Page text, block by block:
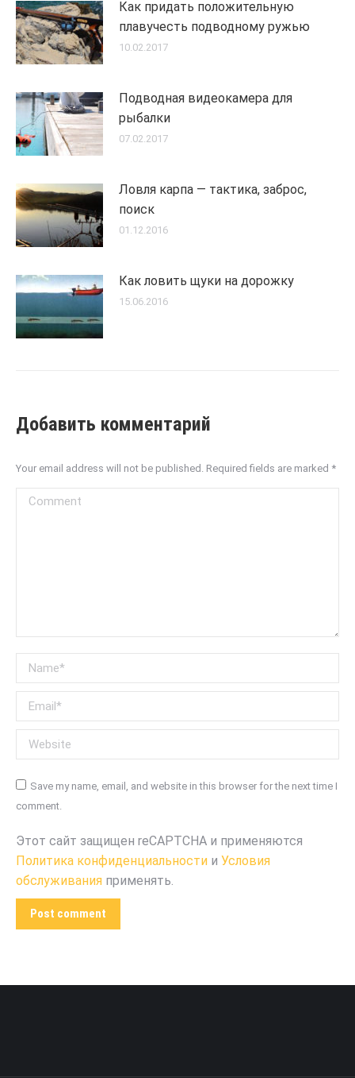
Как придать положительную
плавучесть подводному ружью
10.02.2017
Подводная видеокамера для
рыбалки
07.02.2017
Ловля карпа — тактика, заброс,
поиск
01.12.2016
Как ловить щуки на дорожку
15.06.2016
Добавить комментарий
Your email address will not be published. Required fields are marked *
Comment
Name *
Email *
Website
Save my name, email, and website in this browser for the next time I
comment.
Этот сайт защищен reCAPTCHA и применяются
Политика конфиденциальности и Условия
обслуживания применять.
Post comment